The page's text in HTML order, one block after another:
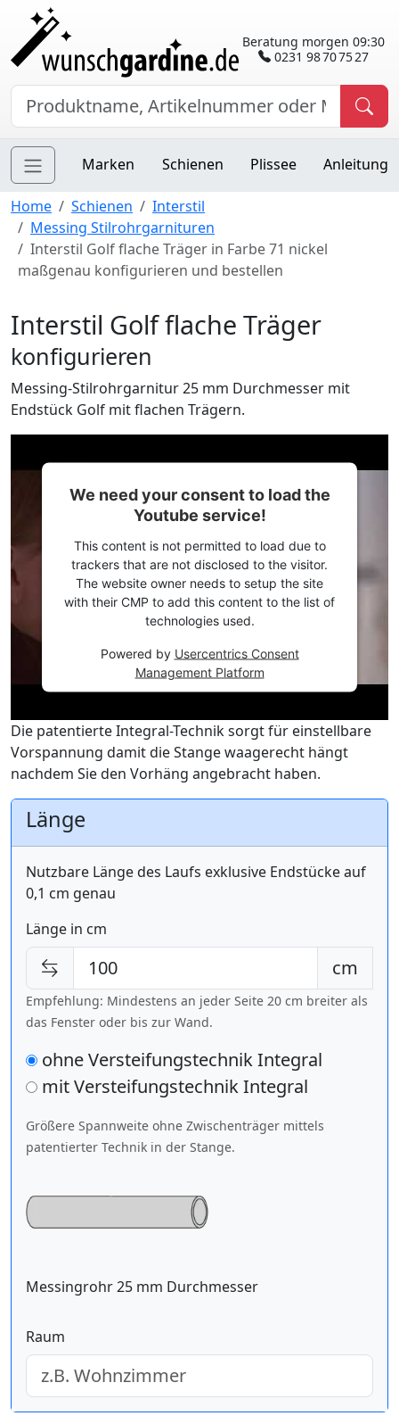
Beratung morgen 09:30
0231 98 70 75 27
Marken Schienen Plissee Anleitung
Home Schienen
Interstil
Messing Stilrohrgarnituren
Interstil Golf flache Träger in Farbe 71 nickel
maßgenau konfigurieren und bestellen
Interstil Golf flache Träger
konfigurieren
Messing-Stilrohrgarnitur 25 mm Durchmesser mit
Endstück Golf mit flachen Trägern.
We need your consent to load the
Youtube service!
This content is not permitted to load due to
trackers that are not disclosed to the visitor.
The website owner needs to setup the site
with their CMP to add this content to the list of
technologies used.
Powered by Usercentrics Consent
Management Platform
Die patentierte Integral-Technik sorgt für einstellbare
Vorspannung damit die Stange waagerecht hängt
nachdem Sie den Vorhäng angebracht haben.
Länge
Nutzbare Länge des Laufs exklusive Endstücke auf
0,1 cm genau
Länge in cm
cm
Empfehlung: Mindestens an jeder Seite 20 cm breiter als
das Fenster oder bis zur Wand.
ohne Versteifungstechnik Integral
mit VersteifungstechnikIntegral
Größere Spannweite ohne Zwischenträger mittels
patentierter Technik in der Stange.
Messingrohr 25 mm Durchmesser
Raum